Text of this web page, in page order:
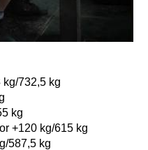
kg/732,5 kg
kg
+120 kg/615 kg
587,5 kg